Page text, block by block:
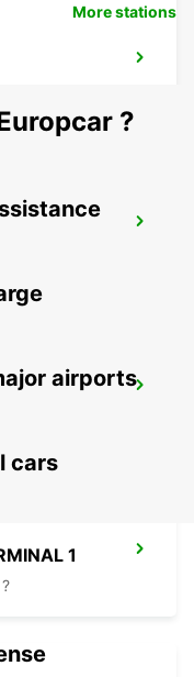
1
More stations
?
airports
cars